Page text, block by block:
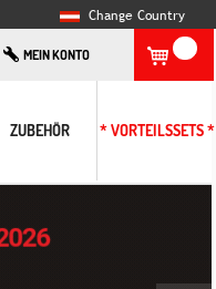
Change Country
MEIN KONTO
ZUBEHÖR * VORTEILSSETS *